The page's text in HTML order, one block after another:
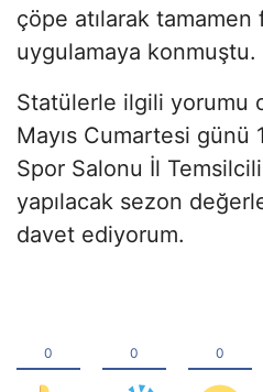
çöpe atılarak tamamen
uygulamaya konmuştu.
Statülerle ilgili yorumu
Mayıs Cumartesi günü
Spor Salonu İl
yapılacak sezon
davet ediyorum.